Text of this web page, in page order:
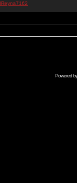
Powered